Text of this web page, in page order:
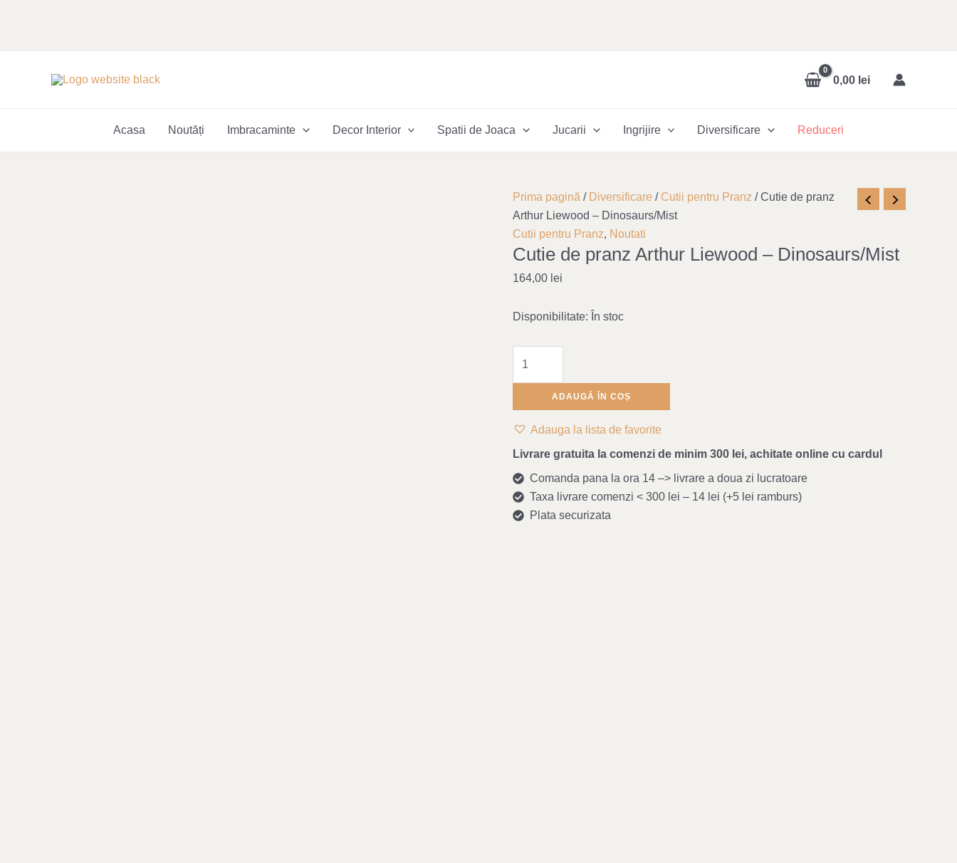
0,00 lei
Acasa Noutăți Imbracaminte Decor Interior Spatii de Joaca Jucarii Ingrijire Diversificare Reduceri
Prima pagină / Diversificare / Cutii pentru Pranz / Cutie de pranz
Arthur Liewood – Dinosaurs/Mist
Cutii pentru Pranz, Noutati
Cutie de pranz Arthur Liewood – Dinosaurs/Mist
164,00 lei
Disponibilitate: În stoc
Cantitate
Cutie
de
pranz
Dinosaurs/Mist
ADAUGĂ ÎN COȘ
Adauga la lista de favorite
Livrare gratuita la comenzi de minim 300 lei, achitate online cu cardul
Comanda pana la ora 14 –> livrare a doua zi lucratoare
Taxa livrare comenzi < 300 lei – 14 lei (+5 lei ramburs)
Plata securizata